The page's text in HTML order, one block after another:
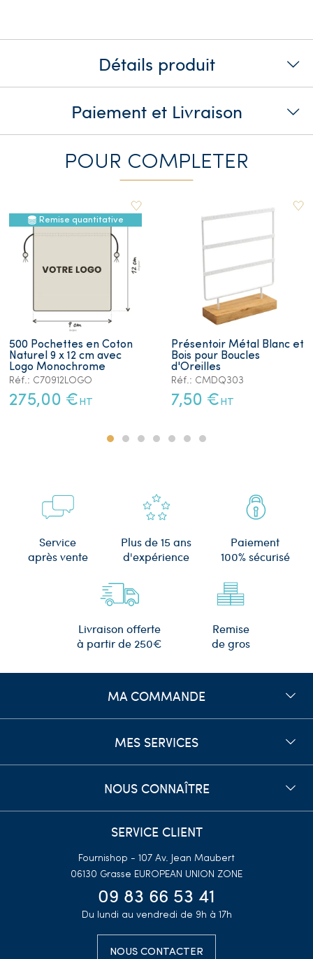
Détails produit
Paiement et Livraison
POUR COMPLETER
Remise quantitative
500 Pochettes en Coton
Naturel 9 x 12 cm avec
Logo Monochrome
Réf.: C70912LOGO
275,00 € HT
Présentoir Métal Blanc et
Bois pour Boucles
d'Oreilles
Réf.: CMDQ303
7,50 € HT
Service
après vente
Plus de 15 ans
d'expérience
Paiement
100% sécurisé
Livraison offerte
à partir de 250€
Remise
de gros
MA COMMANDE
MES SERVICES
NOUS CONNAÎTRE
SERVICE CLIENT
Fournishop - 107 Av. Jean Maubert
06130 Grasse EUROPEAN UNION ZONE
09 83 66 53 41
Du lundi au vendredi de 9h à 17h
NOUS CONTACTER